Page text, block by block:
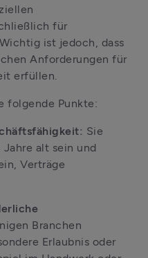
für
ist jedoch, dass
Anforderungen für
erfüllen.
folgende Punkte:
Sie
alt sein und
Verträge
Branchen
Erlaubnis oder